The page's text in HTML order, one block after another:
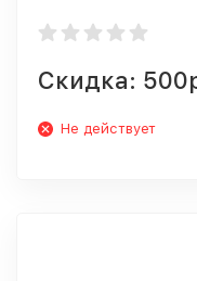
Скидка:
Не действует